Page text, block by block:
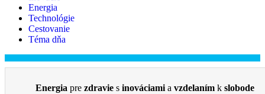
Energia
Technológie
Cestovanie
Téma dňa
Energia pre zdravie s inováciami a vzdelaním k slobode